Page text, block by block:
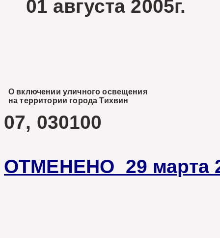
01 августа
О включении уличного освещения
на территории города Тихвин
07, 030100
ОТМЕНЕНО 29 марта